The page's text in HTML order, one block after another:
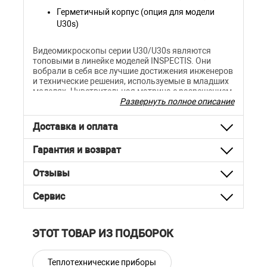
Герметичный корпус (опция для модели
U30s)
Видеомикроскопы серии U30/U30s являются
топовыми в линейке моделей INSPECTIS. Они
вобрали в себя все лучшие достижения инженеров
и технические решения, используемые в младших
моделях. Чувствительная матрица с разрешением
4K Ultra HD и великолепная оптика с зумом до 30х
детальное изображение исследуемого объекта с
большим увеличением.
Основные технические
характеристики HD-015-L
Видеомикроскоп U30-L
INSPECTIS
Артикул: HD-015-L
Габариты: 395х240х360мм (со штативом)
Развернуть полное описание
Доставка и оплата
Гарантия и возврат
Отзывы
Сервис
ЭТОТ ТОВАР ИЗ ПОДБОРОК
Теплотехнические приборы